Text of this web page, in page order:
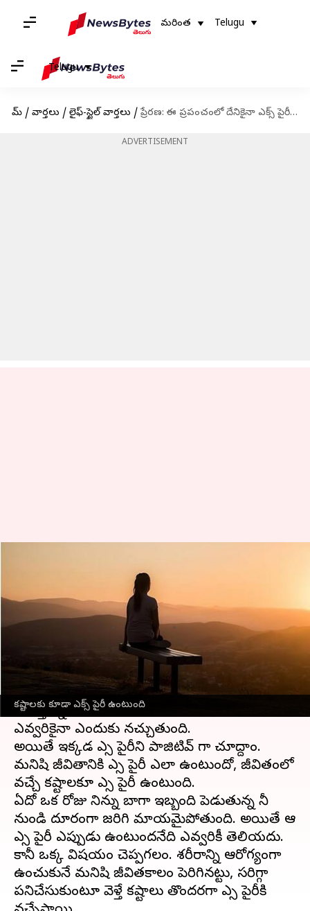
మరింత Telugu
Telugu
హోమ్ / వార్తలు / లైఫ్-స్టైల్ వార్తలు / ప్రేరణ: ఈ ప్రపంచంలో దేనికైనా ఎక్స్ పైరీ డేట్ ఉంటుంది, నీ కష్టానికి కూడా
ADVERTISEMENT
కష్టాలకు కూడా ఎక్స్ పైరీ ఉంటుంది
పైరీ డేట్ ఉంటుంది, నీ కష్టానికి
కూడా
వ్రాసిన వారు Apr 25, 2023 05:43 pm
ఈ వార్తాకథనం ఏంటి
ఎక్స్ పైరీ.. ఈ మాట ఎవ్వరికీ నచ్చదు. ఎందుకంటే
గడుస్తున్నజీవితంసడెన్ గా ఆగిపోతుందంటే
ఎవ్వరికైనా ఎందుకు నచ్చుతుంది.
అయితే ఇక్కడ ఎక్స్ పైరీని పాజిటివ్ గా చూద్దాం.
మనిషి జీవితానికి ఎక్స్ పైరీ ఎలా ఉంటుందో, జీవితంలో
వచ్చే కష్టాలకూ ఎక్స్ పైరీ ఉంటుంది.
ఏదో ఒక రోజు నిన్ను బాగా ఇబ్బంది పెడుతున్న నీ
నుండి దూరంగా జరిగి మాయమైపోతుంది. అయితే ఆ
ఎక్స్ పైరీ ఎప్పుడు ఉంటుందనేది ఎవ్వరికీ తెలియదు.
కానీ ఒక్క విషయం చెప్పగలం. శరీరాన్ని ఆరోగ్యంగా
ఉంచుకునే మనిషి జీవితకాలం పెరిగినట్టు, సరిగ్గా
పనిచేసుకుంటూ వెళ్తే కష్టాలు తొందరగా ఎక్స్ పైరీకి